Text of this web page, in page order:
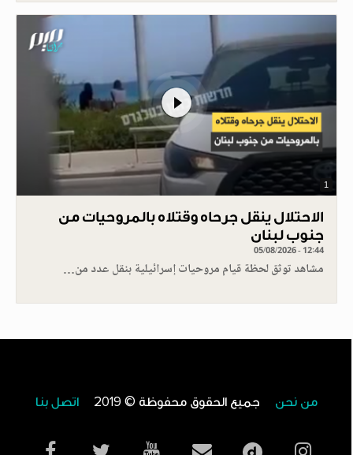
1
الاحتلال ينقل جرحاه وقتلاه بالمروحيات من
جنوب لبنان
05/08/2026 - 12:44
مشاهد توثق لحظة قيام مروحيات إسرائيلية بنقل عدد من…
من نحن جميع الحقوق محفوظة © 2019 اتصل بنا